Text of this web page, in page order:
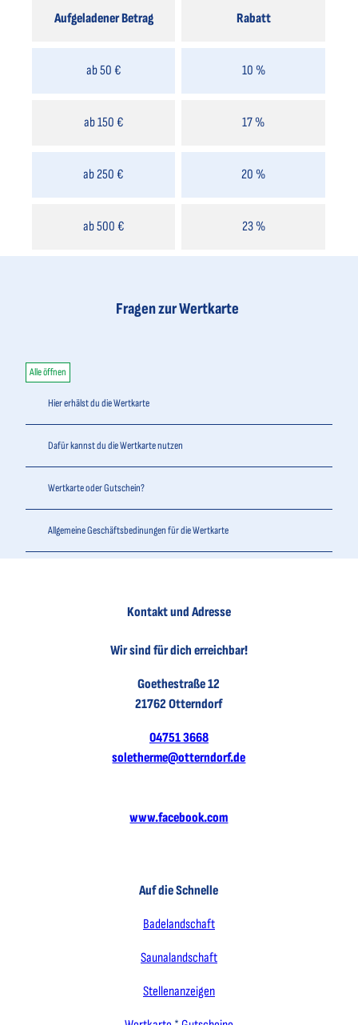
Aufgeladener Betrag Rabatt
ab 50 € 10 %
ab 150 € 17 %
ab 250 € 20 %
ab 500 € 23 %
Fragen zur Wertkarte
Alle öffnen
Hier erhälst du die Wertkarte
Dafür kannst du die Wertkarte nutzen
Wertkarte oder Gutschein?
Allgemeine Geschäftsbedinungen für die Wertkarte
Kontakt und Adresse
Wir sind für dich erreichbar!
Goethestraße 12
21762 Otterndorf
04751 3668
soletherme@otterndorf.de
www.facebook.com
Auf die Schnelle
Badelandschaft
Saunalandschaft
Stellenanzeigen